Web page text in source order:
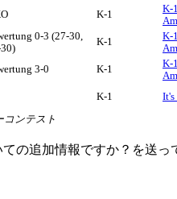
K-1
K-
0-3 (27-30,
K-1
K-
3-0 K-1
K-
K-1
It's
コンテスト
の追加情報ですか？を送っ